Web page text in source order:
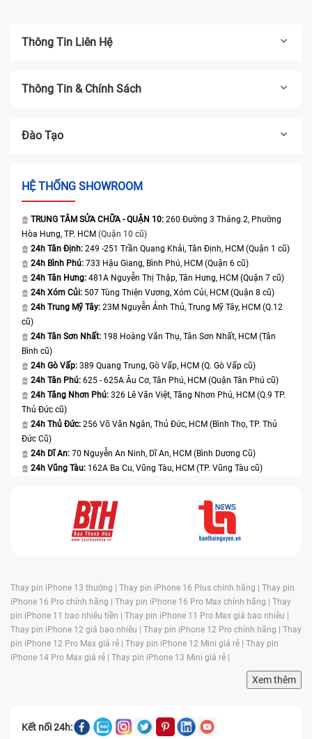
Thông Tin Liên Hệ
Thông Tin & Chính Sách
Đào Tạo
HỆ THỐNG SHOWROOM
TRUNG TÂM SỬA CHỮA - QUẬN 10: 260 Đường 3 Tháng 2, Phường
Hòa Hưng, TP. HCM (Quận 10 cũ)
24h Tân Định: 249 -251 Trần Quang Khải, Tân Định, HCM (Quận 1 cũ)
24h Bình Phú: 733 Hậu Giang, Bình Phú, HCM (Quận 6 cũ)
24h Tân Hưng: 481A Nguyễn Thị Thập, Tân Hưng, HCM (Quận 7 cũ)
24h Xóm Củi: 507 Tùng Thiện Vương, Xóm Củi, HCM (Quận 8 cũ)
24h Trung Mỹ Tây: 23M Nguyễn Ảnh Thủ, Trung Mỹ Tây, HCM (Q.12
cũ)
24h Tân Sơn Nhất: 198 Hoàng Văn Thụ, Tân Sơn Nhất, HCM (Tân
Bình cũ)
24h Gò Vấp: 389 Quang Trung, Gò Vấp, HCM (Q. Gò Vấp cũ)
24h Tân Phú: 625 - 625A Âu Cơ, Tân Phú, HCM (Quận Tân Phú cũ)
24h Tăng Nhơn Phú: 326 Lê Văn Việt, Tăng Nhơn Phú, HCM (Q.9 TP.
Thủ Đức cũ)
24h Thủ Đức: 256 Võ Văn Ngân, Thủ Đức, HCM (Bình Thọ, TP. Thủ
Đức Cũ)
24h Dĩ An: 70 Nguyễn An Ninh, Dĩ An, HCM (Bình Dương Cũ)
24h Vũng Tàu: 162A Ba Cu, Vũng Tàu, HCM (TP. Vũng Tàu cũ)
Thay pin iPhone 13 thường | Thay pin iPhone 16 Plus chính hãng | Thay pin
iPhone 16 Pro chính hãng | Thay pin iPhone 16 Pro Max chính hãng | Thay
pin iPhone 11 bao nhiêu tiền | Thay pin iPhone 11 Pro Max giá bao nhiêu |
Thay pin iPhone 12 giá bao nhiêu | Thay pin iPhone 12 Pro chính hãng | Thay
pin iPhone 12 Pro Max giá rẻ | Thay pin iPhone 12 Mini giá rẻ | Thay pin
iPhone 14 Pro Max giá rẻ | Thay pin iPhone 13 Mini giá rẻ |
Xem thêm
Kết nối 24h: